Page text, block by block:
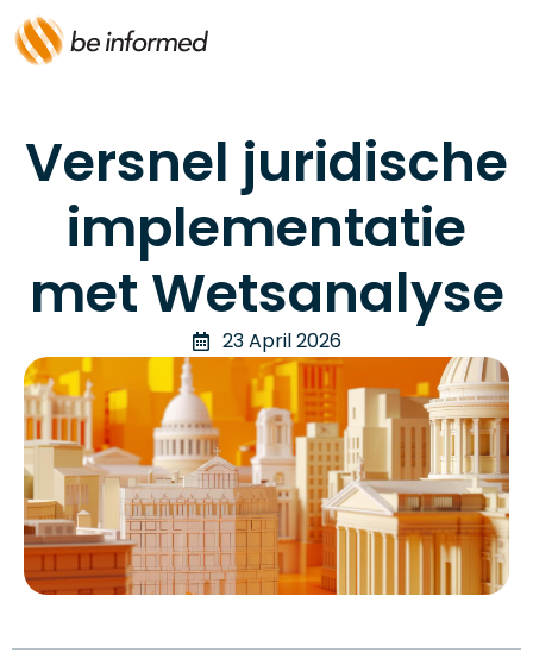
Versnel juridische
implementatie
met Wetsanalyse
23 April 2026